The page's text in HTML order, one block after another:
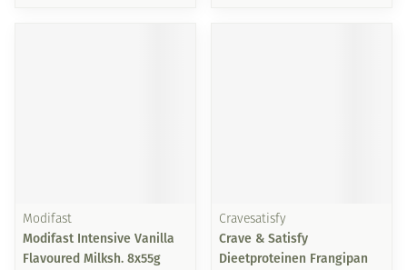
Modifast
Modifast Intensive Vanilla
Flavoured Milksh. 8x55g
Cravesatisfy
Crave & Satisfy
Dieetproteinen Frangipan